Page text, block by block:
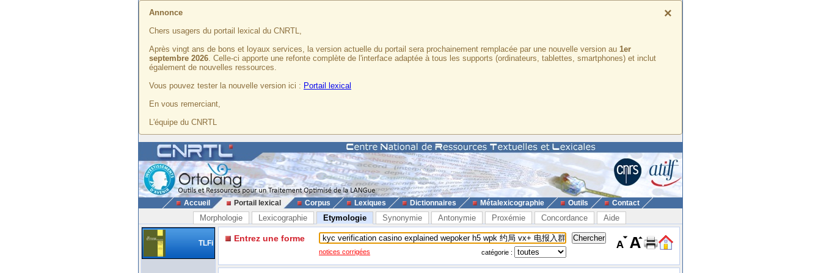
×
Annonce
Chers usagers du portail lexical du CNRTL,
Après vingt ans de bons et loyaux services, la version actuelle du portail sera prochainement remplacée par une nouvelle version au 1er
septembre 2026. Celle-ci apporte une refonte complète de l'interface adaptée à tous les supports (ordinateurs, tablettes, smartphones) et inclut
également de nouvelles ressources.
Vous pouvez tester la nouvelle version ici : Portail lexical
En vous remerciant,
L'équipe du CNRTL
Accueil Portail lexical Corpus Lexiques Dictionnaires Métalexicographie Outils Contact
Morphologie Lexicographie Etymologie Synonymie Antonymie Proxémie Concordance Aide
TLFi Entrez une forme
notices corrigées catégorie :